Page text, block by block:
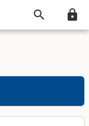
search lock